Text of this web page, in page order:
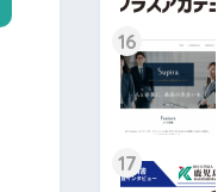
16
17